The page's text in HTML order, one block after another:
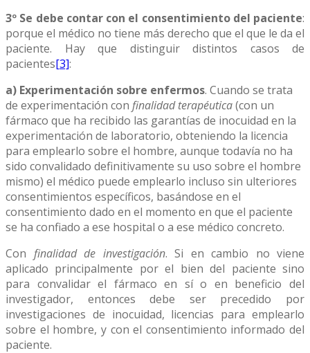
3º Se debe contar con el consentimiento del paciente:
porque el médico no tiene más derecho que el que le da el
paciente. Hay que distinguir distintos casos de
pacientes[3]:
a) Experimentación sobre enfermos. Cuando se trata
de experimentación con finalidad terapéutica(con un
fármaco que ha recibido las garantías de inocuidad en la
experimentación de laboratorio, obteniendo la licencia
para emplearlo sobre el hombre, aunque todavía no ha
sido convalidado definitivamente su uso sobre el hombre
mismo) el médico puede emplearlo incluso sin ulteriores
consentimientos específicos, basándose en el
consentimiento dado en el momento en que el paciente
se ha confiado a ese hospital o a ese médico concreto.
Con finalidad de investigación. Si en cambio no viene
aplicado principalmente por el bien del paciente sino
para convalidar el fármaco en sí o en beneficio del
investigador, entonces debe ser precedido por
investigaciones de inocuidad, licencias para emplearlo
sobre el hombre, y con el consentimiento informado del
paciente.